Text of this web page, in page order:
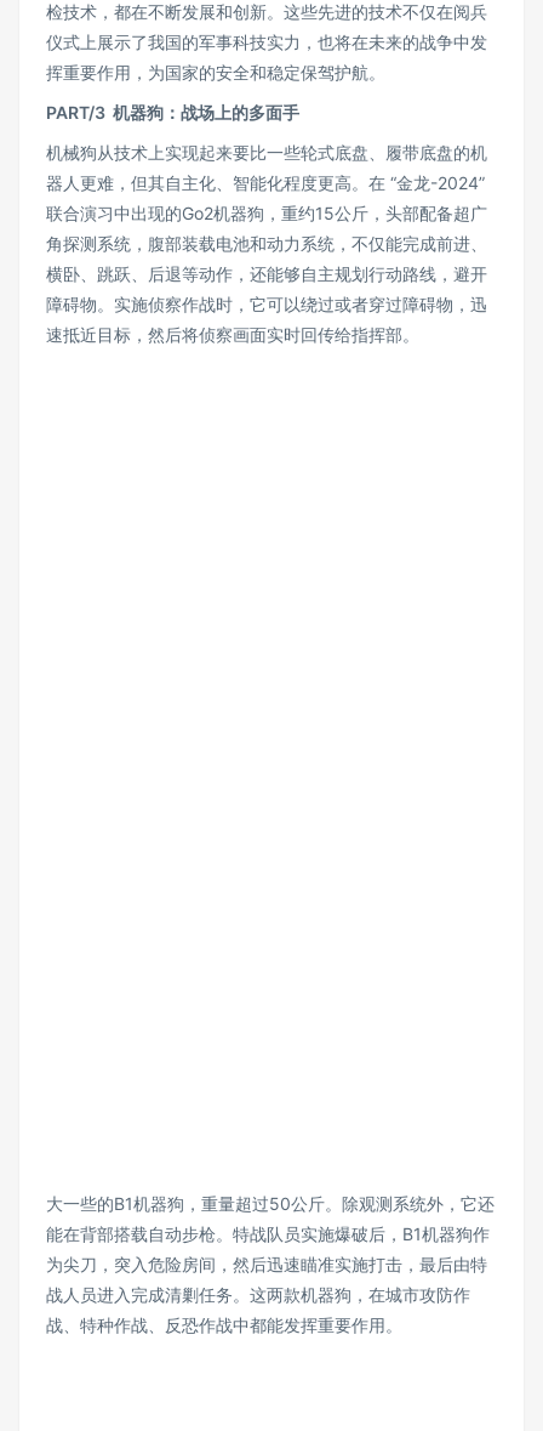
检技术，都在不断发展和创新。这些先进的技术不仅在阅兵
仪式上展示了我国的军事科技实力，也将在未来的战争中发
挥重要作用，为国家的安全和稳定保驾护航。
PART/3 机器狗：战场上的多面手
机械狗从技术上实现起来要比一些轮式底盘、履带底盘的机
器人更难，但其自主化、智能化程度更高。在 “金龙-2024”
联合演习中出现的Go2机器狗，重约15公斤，头部配备超广
角探测系统，腹部装载电池和动力系统，不仅能完成前进、
横卧、跳跃、后退等动作，还能够自主规划行动路线，避开
障碍物。实施侦察作战时，它可以绕过或者穿过障碍物，迅
速抵近目标，然后将侦察画面实时回传给指挥部。
大一些的B1机器狗，重量超过50公斤。除观测系统外，它还
能在背部搭载自动步枪。特战队员实施爆破后，B1机器狗作
为尖刀，突入危险房间，然后迅速瞄准实施打击，最后由特
战人员进入完成清剿任务。这两款机器狗，在城市攻防作
战、特种作战、反恐作战中都能发挥重要作用。